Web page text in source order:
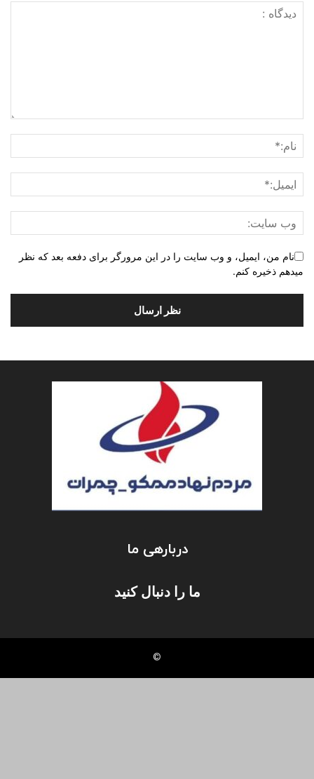
نام من، ایمیل، و وب سایت را در این مرورگر برای دفعه بعد که نظر
میدهم ذخیره کنم.
دربارهی ما
ما را دنبال کنید